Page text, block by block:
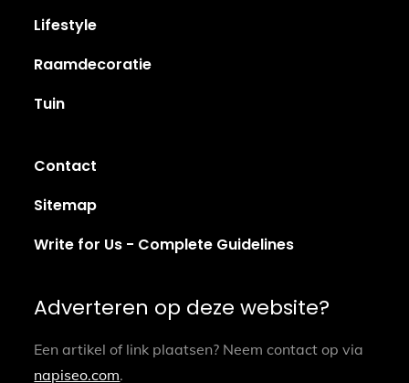
Lifestyle
Raamdecoratie
Tuin
Contact
Sitemap
Write for Us - Complete Guidelines
Adverteren op deze website?
Een artikel of link plaatsen? Neem contact op via
napiseo.com.